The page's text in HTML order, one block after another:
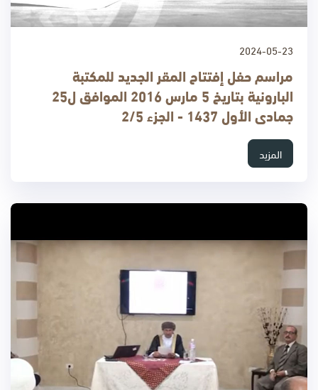
2024-05-23
مراسم حفل إفتتاح المقر الجديد للمكتبة
البارونية بتاريخ 5 مارس 2016 الموافق ل25
جمادى الأول 1437 - الجزء 2/5
المزيد